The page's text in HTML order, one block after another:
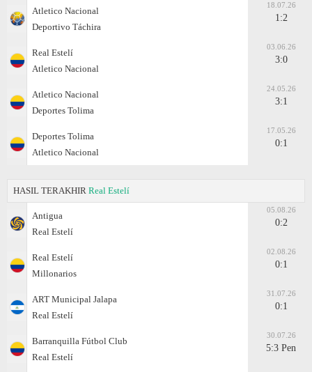
Atletico Nacional
Deportivo Táchira
18.07.26
1:2
Real Estelí
Atletico Nacional
03.06.26
3:0
Atletico Nacional
Deportes Tolima
24.05.26
3:1
Deportes Tolima
Atletico Nacional
17.05.26
0:1
HASIL TERAKHIR Real Estelí
Antigua
Real Estelí
05.08.26
0:2
Real Estelí
Millonarios
02.08.26
0:1
ART Municipal Jalapa
Real Estelí
31.07.26
0:1
Barranquilla Fútbol Club
Real Estelí
30.07.26
5:3 Pen